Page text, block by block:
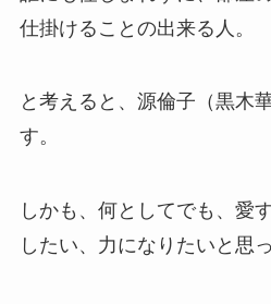
仕掛けることの出来る人。
と考えると、源倫子（黒木
す。
しかも、何としてでも、愛
したい、力になりたいと思